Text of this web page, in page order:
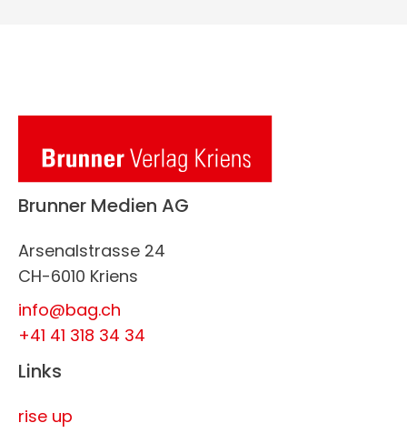
Brunner Medien AG
Arsenalstrasse 24
CH-6010 Kriens
info@bag.ch
+41 41 318 34 34
Links
rise up